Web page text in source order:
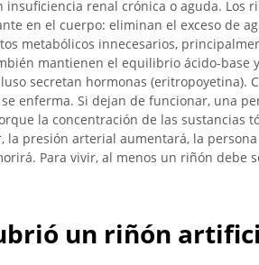
insuficiencia renal crónica o aguda. Los
en el cuerpo: eliminan el exceso de
metabólicos innecesarios,
mantienen el equilibrio ácido-base
secretan hormonas (eritropoyetina).
enferma. Si dejan de funcionar, una
la concentración de las sustancias
la presión arterial aumentará, la
Para vivir, al menos un riñón debe
un riñón